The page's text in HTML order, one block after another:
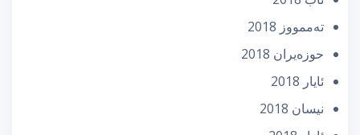
تەممووز 2018
حوزه‌یران 2018
ئایار 2018
نیسان 2018